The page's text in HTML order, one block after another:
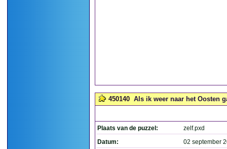
450140 Als ik weer naar het Oosten
Plaats van de puzzel:
zelf.pxd
Datum:
02 september